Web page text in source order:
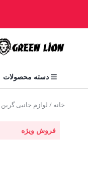
دسته محصولات
خانه / لوازم جانبی گرین
فروش ویژه